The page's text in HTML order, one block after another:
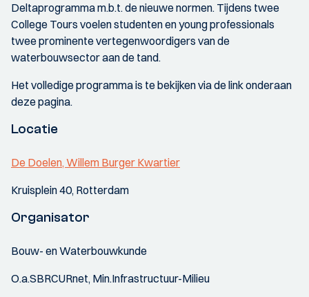
Deltaprogramma m.b.t. de nieuwe normen. Tijdens twee
College Tours voelen studenten en young professionals
twee prominente vertegenwoordigers van de
waterbouwsector aan de tand.
Het volledige programma is te bekijken via de link onderaan
deze pagina.
Locatie
De Doelen, Willem Burger Kwartier
Kruisplein 40, Rotterdam
Organisator
Bouw- en Waterbouwkunde
O.a.SBRCURnet, Min.Infrastructuur-Milieu